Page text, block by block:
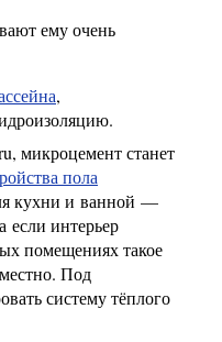
ему очень
,
микроцемент станет
пола
кухни и ванной —
если интерьер
помещениях такое
Под
систему тёплого